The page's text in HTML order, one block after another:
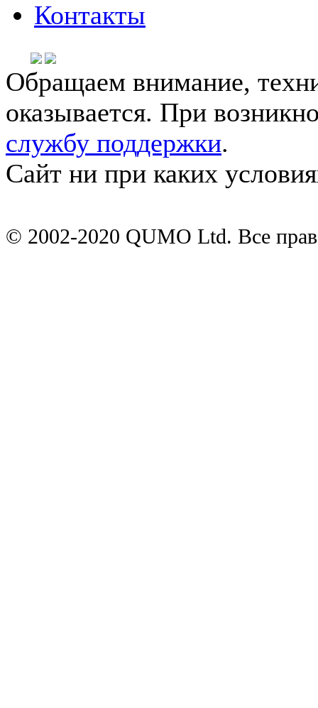
Контакты
Обращаем внимание,
оказывается. При
службу поддержки.
Сайт ни при каких
© 2002-2020 QUMO Ltd. Все